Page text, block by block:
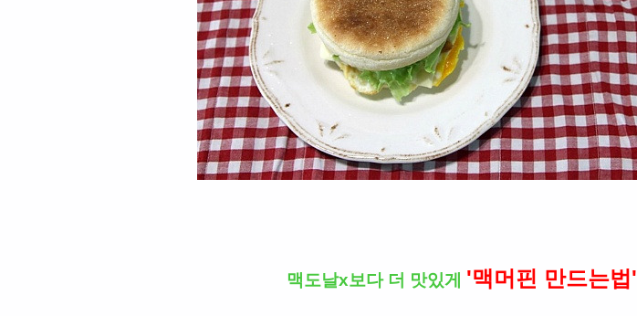
맥도날x보다 더 맛있게 '맥머핀 만드는법'